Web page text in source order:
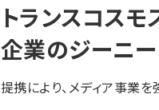
ン
く
ず
トランスコスモ
企業のジーニ
提携により、メディア事業